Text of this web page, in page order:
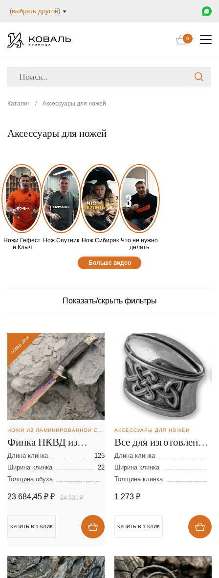
(выбрать другой)
0
Каталог / Аксессуары для ножей
Аксессуары для ножей
Ножи Гефест
и Клыч
Нож Спутник Нож Сибиряк Что не нужно
делать
Больше видео
Показать/скрыть фильтры
товар дня
НОЖИ ИЗ ЛАМИНИРОВАННОЙ СТАЛИ
Финка НКВД из
ламинированной
стали
Длина клинка
125
Ширина клинка
22
Толщина обуха
23 684,45 ₽ ₽ 24 931 ₽
КУПИТЬ В 1 КЛИК
АКСЕССУАРЫ ДЛЯ НОЖЕЙ
Все для изготовления
ножей
Длина клинка
Ширина клинка
Толщина клинка
1 273 ₽
КУПИТЬ В 1 КЛИК